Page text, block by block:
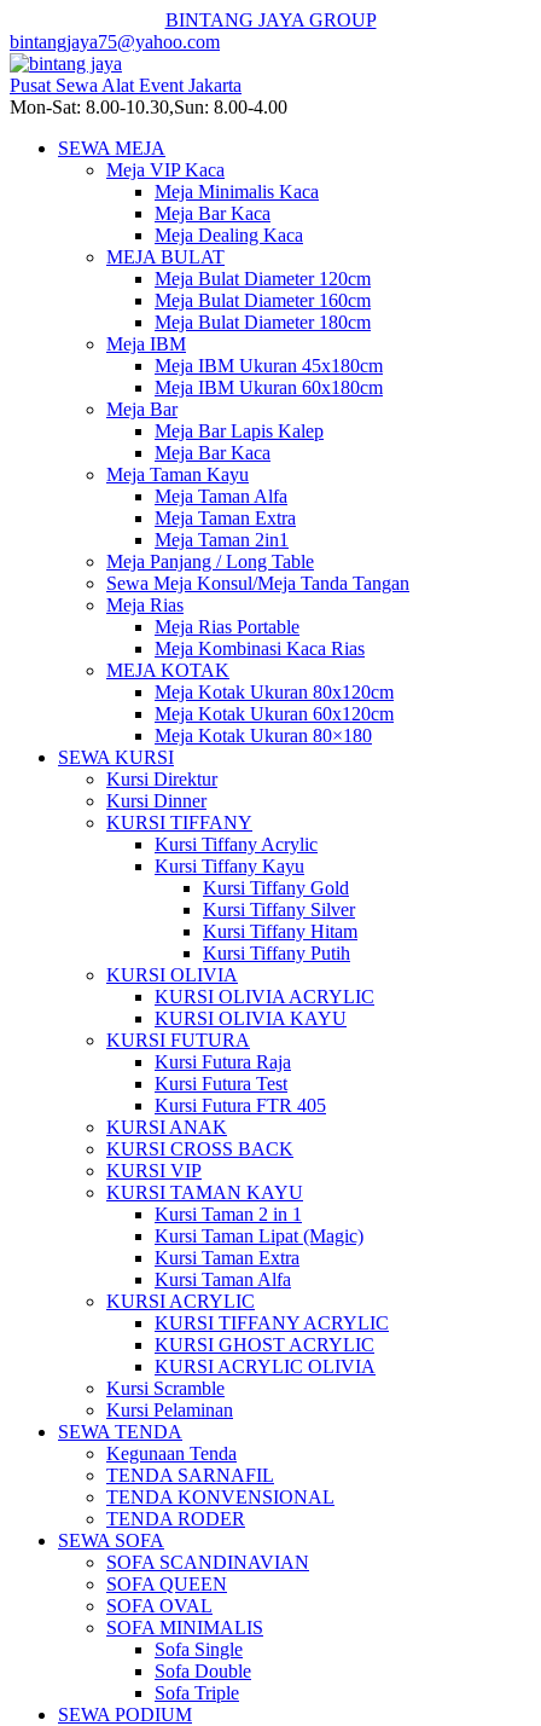
BINTANG JAYA GROUP
bintangjaya75@yahoo.com
Pusat Sewa Alat Event Jakarta
Mon-Sat: 8.00-10.30,Sun: 8.00-4.00
SEWA MEJA
Meja VIP Kaca
Meja Minimalis Kaca
Meja Bar Kaca
Meja Dealing Kaca
MEJA BULAT
Meja Bulat Diameter 120cm
Meja Bulat Diameter 160cm
Meja Bulat Diameter 180cm
Meja IBM
Meja IBM Ukuran 45x180cm
Meja IBM Ukuran 60x180cm
Meja Bar
Meja Bar Lapis Kalep
Meja Bar Kaca
Meja Taman Kayu
Meja Taman Alfa
Meja Taman Extra
Meja Taman 2in1
Meja Panjang / Long Table
Sewa Meja Konsul/Meja Tanda Tangan
Meja Rias
Meja Rias Portable
Meja Kombinasi Kaca Rias
MEJA KOTAK
Meja Kotak Ukuran 80x120cm
Meja Kotak Ukuran 60x120cm
Meja Kotak Ukuran 80×180
SEWA KURSI
Kursi Direktur
Kursi Dinner
KURSI TIFFANY
Kursi Tiffany Acrylic
Kursi Tiffany Kayu
Kursi Tiffany Gold
Kursi Tiffany Silver
Kursi Tiffany Hitam
Kursi Tiffany Putih
KURSI OLIVIA
KURSI OLIVIA ACRYLIC
KURSI OLIVIA KAYU
KURSI FUTURA
Kursi Futura Raja
Kursi Futura Test
Kursi Futura FTR 405
KURSI ANAK
KURSI CROSS BACK
KURSI VIP
KURSI TAMAN KAYU
Kursi Taman 2 in 1
Kursi Taman Lipat (Magic)
Kursi Taman Extra
Kursi Taman Alfa
KURSI ACRYLIC
KURSI TIFFANY ACRYLIC
KURSI GHOST ACRYLIC
KURSI ACRYLIC OLIVIA
Kursi Scramble
Kursi Pelaminan
SEWA TENDA
Kegunaan Tenda
TENDA SARNAFIL
TENDA KONVENSIONAL
TENDA RODER
SEWA SOFA
SOFA SCANDINAVIAN
SOFA QUEEN
SOFA OVAL
SOFA MINIMALIS
Sofa Single
Sofa Double
Sofa Triple
SEWA PODIUM